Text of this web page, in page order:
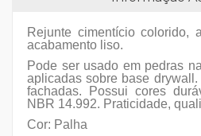
Rejunte cimentício colorido,
acabamento liso.
Pode ser usado em pedras
aplicadas sobre base
fachadas. Possui cores
NBR 14.992. Praticidade,
Cor: Palha